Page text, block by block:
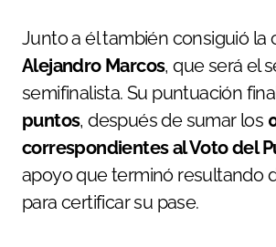
Junto a él también consiguió la
Alejandro Marcos, que será el
semifinalista. Su puntuación
puntos, después de sumar los
correspondientes al Voto del
apoyo que terminó resultando
para certificar su pase.